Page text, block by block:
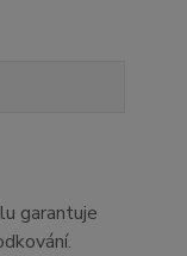
garantuje